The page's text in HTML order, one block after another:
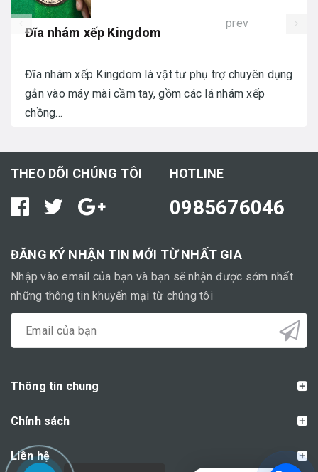
Đĩa nhám xếp Kingdom
Đĩa nhám xếp Kingdom là vật tư phụ trợ chuyên dụng
gắn vào máy mài cầm tay, gồm các lá nhám xếp
chồng...
prev
THEO DÕI CHÚNG TÔI HOTLINE
0985676046
ĐĂNG KÝ NHẬN TIN MỚI TỪ NHẤT GIA
Nhập vào email của bạn và bạn sẽ nhận được sớm nhất
những thông tin khuyến mại từ chúng tôi
Thông tin chung
Chính sách
Liên hệ